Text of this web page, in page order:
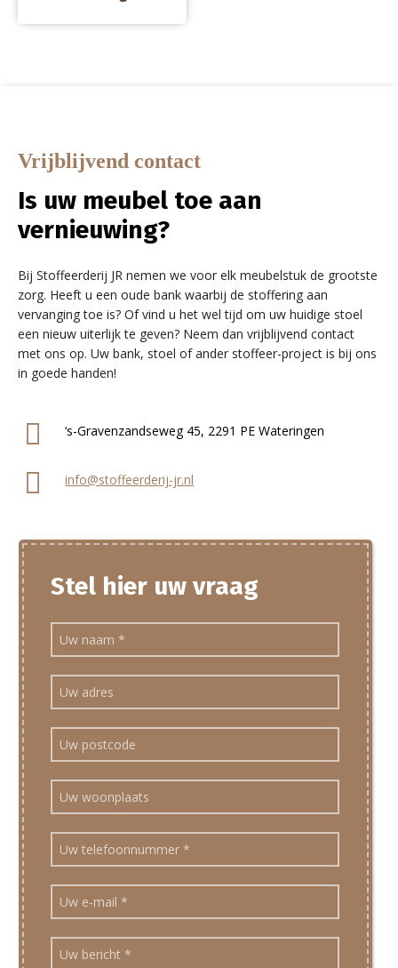
Vrijblijvend contact
Is uw meubel toe aan
vernieuwing?
Bij Stoffeerderij JR nemen we voor elk meubelstuk de grootste
zorg. Heeft u een oude bank waarbij de stoffering aan
vervanging toe is? Of vind u het wel tijd om uw huidige stoel
een nieuw uiterlijk te geven? Neem dan vrijblijvend contact
met ons op. Uw bank, stoel of ander stoffeer-project is bij ons
in goede handen!
‘s-Gravenzandseweg 45, 2291 PE Wateringen
info@stoffeerderij-jr.nl
Stel hier uw vraag